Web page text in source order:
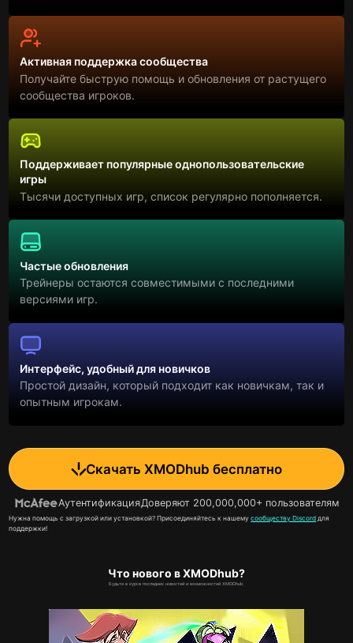
Активная поддержка сообщества
Получайте быструю помощь и обновления от растущего
сообщества игроков.
Поддерживает популярные однопользовательские
игры
Тысячи доступных игр, список регулярно пополняется.
Частые обновления
Трейнеры остаются совместимыми с последними
версиями игр.
Интерфейс, удобный для новичков
Простой дизайн, который подходит как новичкам, так и
опытным игрокам.
Скачать XMODhub бесплатно
АутентификацияДоверяют 200,000,000+ пользователям
Нужна помощь с загрузкой или установкой? Присоединяйтесь к нашемусообществу Discord для
поддержки!
Что нового в XMODhub?
Будьте в курсе последних новостей и возможностей XMODhub.